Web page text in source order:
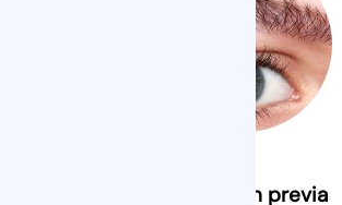
Valoración previa